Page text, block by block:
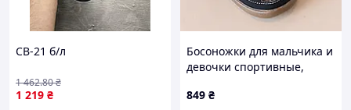
СВ-21 б/л
1 219 ₴
1 462.80₴
Босоножки для мальчика и
девочки спортивные,
849 ₴